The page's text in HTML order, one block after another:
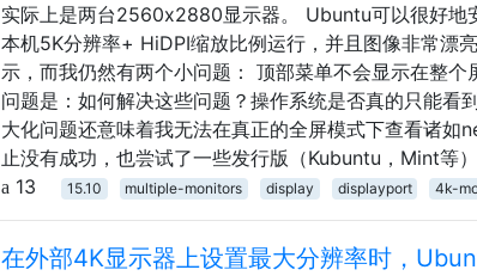
实际上是两台2560x2880显示器。 Ubuntu可以很好地
本机5K分辨率+ HiDPI缩放比例运行，并且图像非常漂
示，而我仍然有两个小问题： 顶部菜单不会显示在整
问题是：如何解决这些问题？操作系统是否真的只能
大化问题还意味着我无法在真正的全屏模式下查看诸
止没有成功，也尝试了一些发行版（Kubuntu，Mint等）
13
15.10 multiple-monitors display displayport 4k-
在外部4K显示器上设置最大分辨率时，